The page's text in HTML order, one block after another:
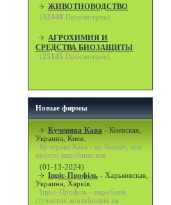
ЖИВОТНОВОДСТВО
(32440 Просмотров)
АГРОХИМИЯ И
СРЕДСТВА БИОЗАЩИТЫ
(25145 Просмотров)
Новые фирмы
Кучерява Кава - Киевская,
Украина, Киев.
Кучерява Кава - це більше, ніж
просто виробник кав
(01-13-2024)
Іпріс-Профіль - Харьковская,
Украина, Харків.
Іпріс-Профіль - виробник
сітчастих контейнерів на